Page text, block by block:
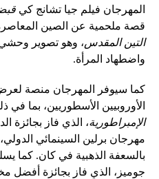
المهرجان فيلم جيا تشانج كي
قصة ملحمية عن الصين
التين المقدس، وهو تصوير
واضطهاد المرأة.
كما سيوفر المهرجان منصة
الأوروبيين الأسطوريين، بما في
الإمبراطورية، الذي فاز بجائزة
مهرجان برلين السينمائي
بالسعفة الذهبية في كان. كما
جوميز، الذي فاز بجائزة أفضل